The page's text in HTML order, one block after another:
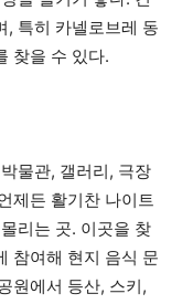
, 특히 카넬로브레 동
찾을 수 있다.
물관, 갤러리, 극장
제든 활기찬 나이트
리는 곳. 이곳을 찾
참여해 현지 음식 문
원에서 등산, 스키,